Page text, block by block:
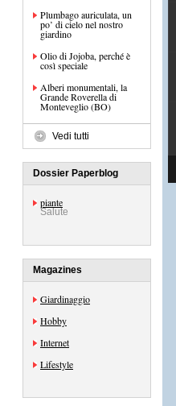
Plumbago auriculata, un
po’ di cielo nel nostro
giardino
Olio di Jojoba, perché è
così speciale
Alberi monumentali, la
Grande Roverella di
Monteveglio (BO)
Vedi tutti
Dossier Paperblog
piante
Salute
Magazines
Giardinaggio
Hobby
Internet
Lifestyle